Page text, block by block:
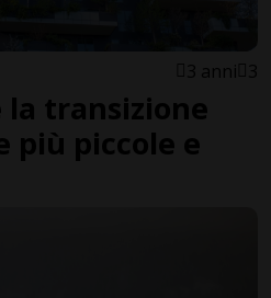
3 anni 3
la transizione
più piccole e